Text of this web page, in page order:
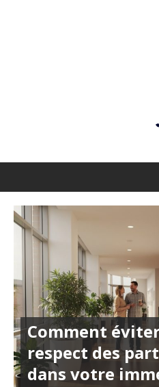
Comment
respect des
dans votre